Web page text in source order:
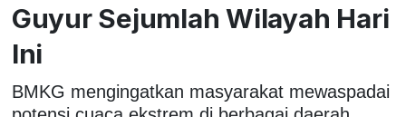
Guyur Sejumlah Wilayah Hari
Ini
BMKG mengingatkan masyarakat mewaspadai